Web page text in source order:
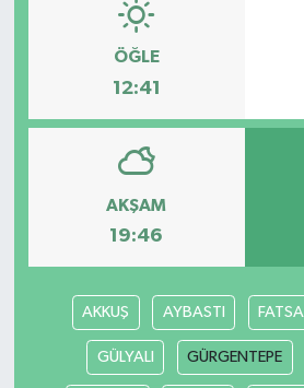
ÖĞLE
12:41
AKŞAM
19:46
AKKUŞ AYBASTI FATSA
GÜLYALI GÜRGENTEPE